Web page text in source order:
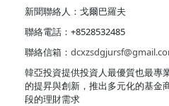
新聞聯絡人：戈爾巴羅夫
聯絡電話：+8528532485
聯絡信箱：
韓亞投資提供投資人最優質也最專
的提昇與創新，推出多元化的基金
段的理財需求